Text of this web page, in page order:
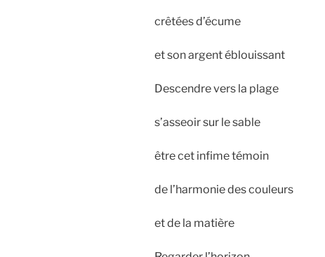
crêtées d’écume
et son argent éblouissant
Descendre vers la plage
s’asseoir sur le sable
être cet infime témoin
de l’harmonie des couleurs
et de la matière